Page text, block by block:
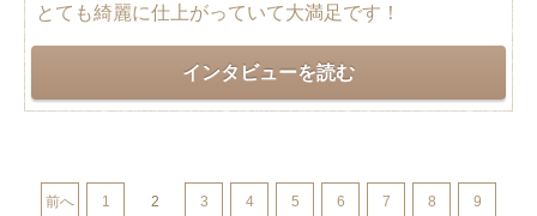
とても綺麗に仕上がっていて大満足です！
インタビューを読む
前へ 1 2 3 4 5 6 7 8 9